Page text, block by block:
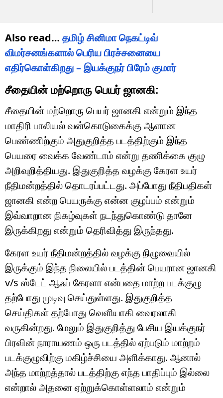
Also read… தமிழ் சினிமா நெகட்டிவ்
விமர்சனங்களால் பெரிய பிரச்சனையை
எதிர்கொள்கிறது – இயக்குநர் பிரேம் குமார்
சீதையின் மற்றொரு பெயர் ஜானகி:
சீதையின் மற்றொரு பெயர் ஜானகி என்றும் இந்த
மாதிரி பாலியல் வன்கொடுகைக்கு ஆளான
பெண்ணிற்கும் அதுகுறித்த படத்திற்கும் இந்த
பெயரை வைக்க வேண்டாம் என்று தணிக்கை குழு
அறிவுறித்தியது. இதுகுறித்த வழக்கு கேரள உயர்
நீதிமன்றத்தில் தொடரப்பட்டது. அப்போது நீதிபதிகள்
ஜானகி என்ற பெயருக்கு என்ன குழப்பம் என்றும்
இவ்வாறான நிகழ்வுகள் நடந்துகொண்டு தானே
இருக்கிறது என்றும் தெரிவித்து இருந்தது.
கேரள உயர் நீதிமன்றத்தில் வழக்கு நிழுவையில்
இருக்கும் இந்த நிலையில் படத்தின் பெயரான ஜானகி
v/s ஸ்டேட் ஆஃப் கேரளா என்பதை மாற்ற படக்குழு
தற்போது முடிவு செய்துள்ளது. இதுகுறித்த
செய்திகள் தற்போது வெளியாகி வைரலாகி
வருகின்றது. மேலும் இதுகுறித்து பேசிய இயக்குநர்
பிரவின் நாராயணம் ஒரு படத்தில் ஏற்படும் மாற்றம்
படக்குழுவிற்கு மகிழ்ச்சியை அளிக்காது. ஆனால்
அந்த மாற்றத்தால் படத்திற்கு எந்த பாதிப்பும் இல்லை
என்றால் அதனை ஏற்றுக்கொள்ளலாம் என்றும்